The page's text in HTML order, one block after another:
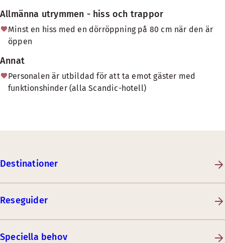
Allmänna utrymmen - hiss och trappor
Minst en hiss med en dörröppning på 80 cm när den är
öppen
Annat
Personalen är utbildad för att ta emot gäster med
funktionshinder (alla Scandic-hotell)
Destinationer
Reseguider
Speciella behov